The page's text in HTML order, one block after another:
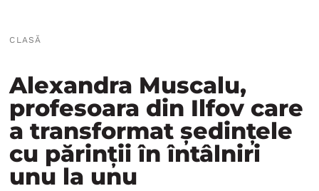
CLASĂ
Alexandra Muscalu,
profesoara din Ilfov care
a transformat ședințele
cu părinții în întâlniri
unu la unu